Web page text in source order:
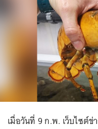
เมื่อวันที่ 9 ก.พ. เว็บไซต์ข่